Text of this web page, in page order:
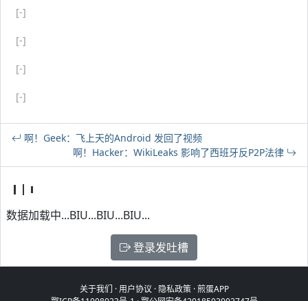
[-]
[-]
[-]
[-]
啊！Geek：飞上天的Android 发回了视频
啊！Hacker：WikiLeaks 影响了西班牙反P2P法律
数据加载中...BIU...BIU...BIU...
登录发吐槽
关于我们 ·用户协议 · 隐私政策·煎蛋APP